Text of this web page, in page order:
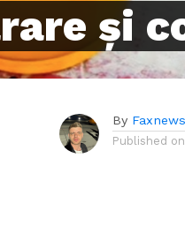
și
By
Published on